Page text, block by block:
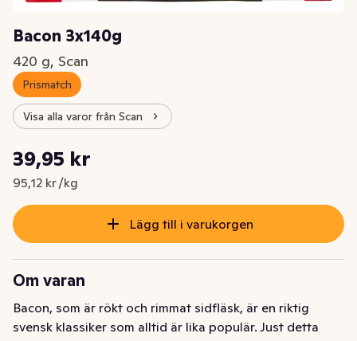
Bacon 3x140g
420 g, Scan
Prismatch
Visa alla varor från Scan
Nuvarande pris är: 39,95 kr
39,95 kr
95,12 kr /kg
Styckpris: 95,12 kr /kg
Lägg till i varukorgen
Om varan
Bacon, som är rökt och rimmat sidfläsk, är en riktig
svensk klassiker som alltid är lika populär. Just detta